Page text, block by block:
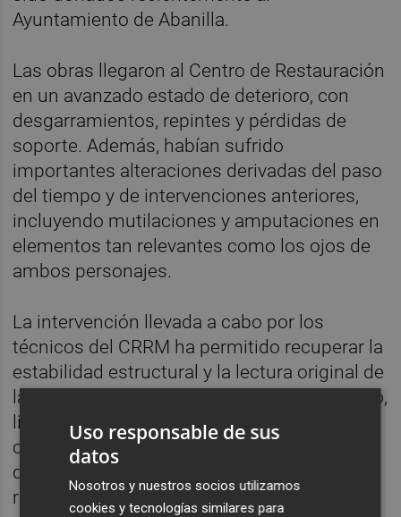
Ayuntamiento de Abanilla.
Las obras llegaron al Centro de Restauración
en un avanzado estado de deterioro, con
desgarramientos, repintes y pérdidas de
soporte. Además, habían sufrido
importantes alteraciones derivadas del paso
del tiempo y de intervenciones anteriores,
incluyendo mutilaciones y amputaciones en
elementos tan relevantes como los ojos de
ambos personajes.
La intervención llevada a cabo por los
técnicos del CRRM ha permitido recuperar la
estabilidad estructural y la lectura original de
las pinturas mediante trabajos de reentelado,
limpieza, estucado y reintegración
cromática. En el caso del retrato de Guillem
de Rocafull, incluso se ha conseguido
restituir íntegramente la leyenda inferior.
Uso responsable de sus
datos
Nosotros y nuestros socios utilizamos
cookies y tecnologías similares para